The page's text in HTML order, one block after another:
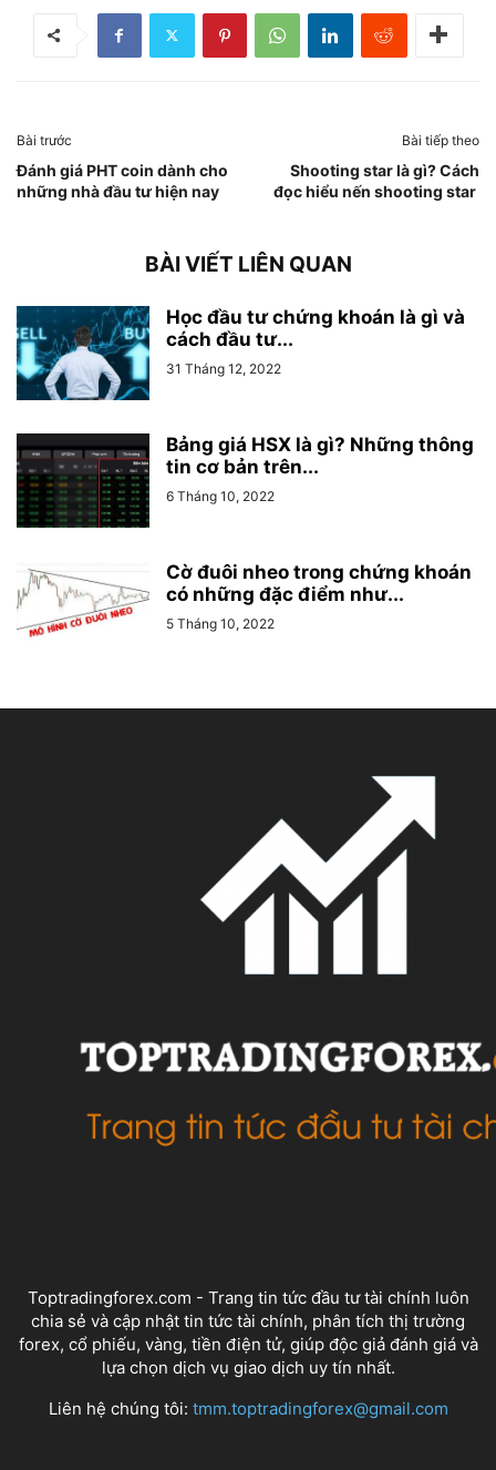
Bài trước
Đánh giá PHT coin dành cho
những nhà đầu tư hiện nay
Bài tiếp theo
Shooting star là gì? Cách
đọc hiểu nến shooting star
BÀI VIẾT LIÊN QUAN
Học đầu tư chứng khoán là gì và
cách đầu tư...
31 Tháng 12, 2022
Bảng giá HSX là gì? Những thông
tin cơ bản trên...
6 Tháng 10, 2022
Cờ đuôi nheo trong chứng khoán
có những đặc điểm như...
5 Tháng 10, 2022
Toptradingforex.com - Trang tin tức đầu tư tài chính luôn
chia sẻ và cập nhật tin tức tài chính, phân tích thị trường
forex, cổ phiếu, vàng, tiền điện tử, giúp độc giả đánh giá và
lựa chọn dịch vụ giao dịch uy tín nhất.
Liên hệ chúng tôi: tmm.toptradingforex@gmail.com